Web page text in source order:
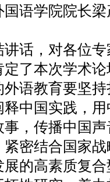
语学院院长
话，对各位
了本次学术
外语教育要坚
中国实践，
，传播中国
密结合国家
的高素质复